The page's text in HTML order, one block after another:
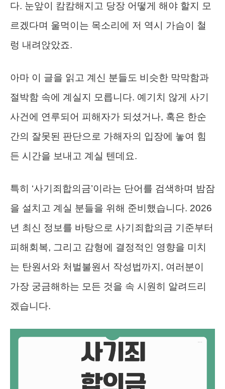
다. 눈앞이 캄캄해지고 당장 어떻게 해야 할지 모
르겠다며 울먹이는 목소리에 저 역시 가슴이 철
렁 내려앉았죠.
아마 이 글을 읽고 계신 분들도 비슷한 막막함과
절박함 속에 계실지 모릅니다. 예기치 않게 사기
사건에 연루되어 피해자가 되셨거나, 혹은 한순
간의 잘못된 판단으로 가해자의 입장에 놓여 힘
든 시간을 보내고 계실 텐데요.
특히 ‘사기죄합의금’이라는 단어를 검색하며 밤잠
을 설치고 계실 분들을 위해 준비했습니다. 2026
년 최신 정보를 바탕으로 사기죄합의금 기준부터
피해회복, 그리고 감형에 결정적인 영향을 미치
는 탄원서와 처벌불원서 작성법까지, 여러분이
가장 궁금해하는 모든 것을 속 시원히 알려드리
겠습니다.